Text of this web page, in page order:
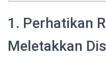
1. Perhatikan
Meletakkan